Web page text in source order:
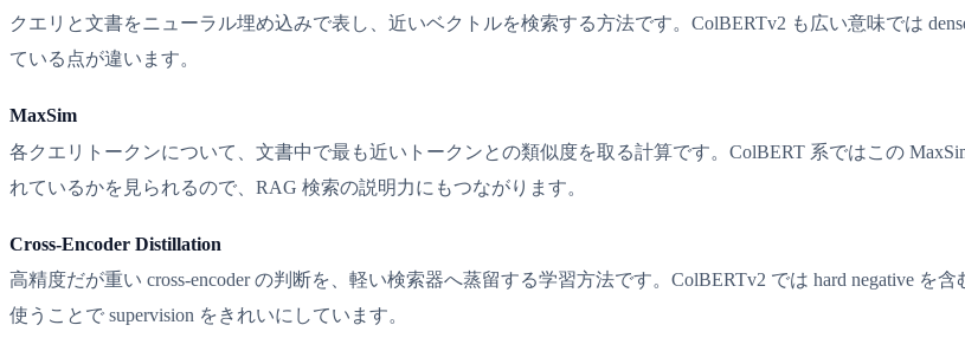
クエリと文書をニューラル埋め込みで表し、近いベクトルを検索する方法です。ColBERTv2 も広い意味では
ている点が違います。
MaxSim
各クエリトークンについて、文書中で最も近いトークンとの類似度を取る計算です。ColBERT 系ではこの
れているかを見られるので、RAG 検索の説明力にもつながります。
Cross-Encoder Distillation
高精度だが重い cross-encoder の判断を、軽い検索器へ蒸留する学習方法です。ColBERTv2 では hard negative
使うことで supervision をきれいにしています。